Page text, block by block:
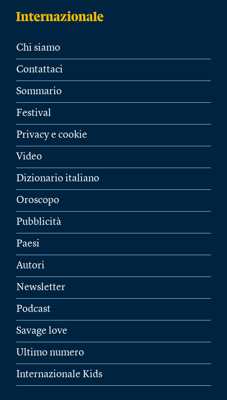
Chi siamo
Contattaci
Sommario
Festival
Privacy e cookie
Video
Dizionario italiano
Oroscopo
Pubblicità
Paesi
Autori
Newsletter
Podcast
Savage love
Ultimo numero
Internazionale Kids